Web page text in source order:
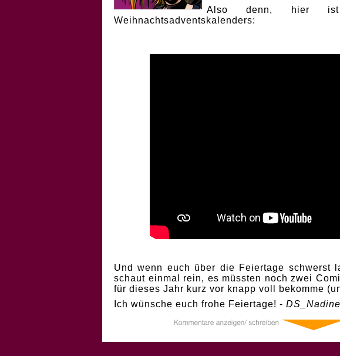
Also denn, hier
Weihnachtsadventskalenders:
Und wenn euch über die Feiertage schwerst
schaut einmal rein, es müssten noch zwei
für dieses Jahr kurz vor knapp voll bekomme
Ich wünsche euch frohe Feiertage! - DS_Nadine